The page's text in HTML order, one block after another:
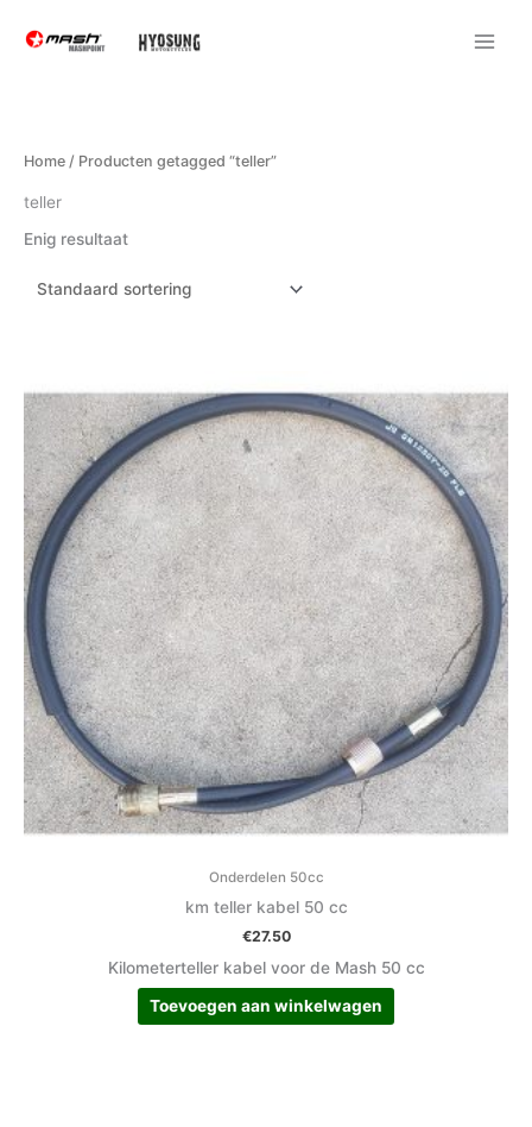
naar
Home / Producten getagged “teller”
teller
Enig resultaat
Onderdelen 50cc
km teller kabel 50 cc
€27.50
Kilometerteller kabel voor de Mash 50 cc
Toevoegen aan winkelwagen